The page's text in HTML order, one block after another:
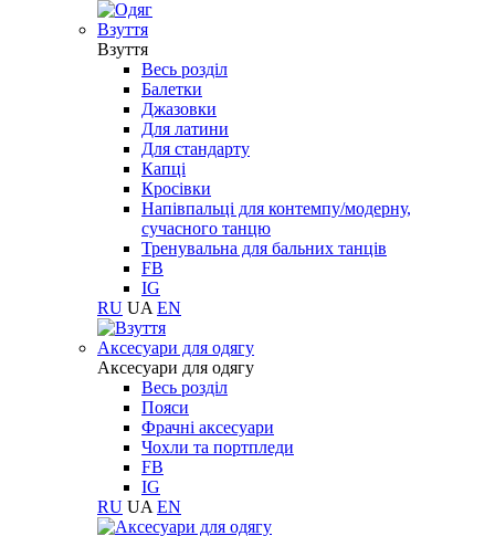
Взуття
Взуття
Весь розділ
Балетки
Джазовки
Для латини
Для стандарту
Капці
Кросівки
Напівпальці для контемпу/модерну,
сучасного танцю
Тренувальна для бальних танців
FB
IG
RU UA EN
Aксесуари для одягу
Aксесуари для одягу
Весь розділ
Пояси
Фрачні аксесуари
Чохли та портпледи
FB
IG
RU UA EN